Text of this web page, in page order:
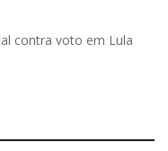
contra voto em Lula